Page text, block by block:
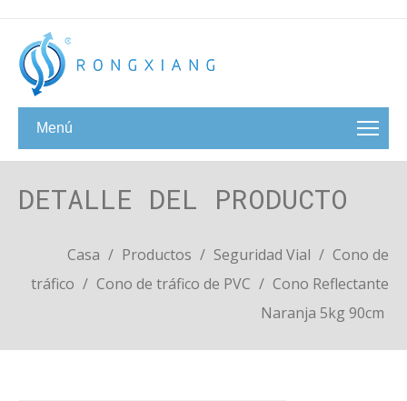
Menú
DETALLE DEL PRODUCTO
Casa / Productos / Seguridad Vial / Cono de
tráfico / Cono de tráfico de PVC / Cono Reflectante
Naranja 5kg 90cm